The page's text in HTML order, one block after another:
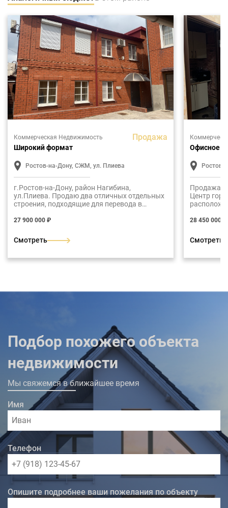
Коммерческая Недвижимость Продажа
Широкий формат
Ростов-на-Дону, СЖМ, ул. Плиева
г.Ростов-на-Дону, район Нагибина,
ул.Плиева. Продаю два отличных отдельных
строения, подходящие для перевода в
гостевого дома, медицинской клиники,
центра или для иных целей. Вокруг много
новостроек, а детских садов и обучающих,
районе. Здание Литер Б: 2-х этажный с
гараж под большим домом, под одну
парковкой, тротуар с плиткой.
27 900 000 ₽
Смотреть
Офисное
Ростов-
Продажа
Центр
28 450 000 ₽
Смотреть
Подбор похожего объекта
недвижимости
Мы свяжемся в ближайшее время
Имя
Телефон
Опишите подробнее ваши пожелания по объекту